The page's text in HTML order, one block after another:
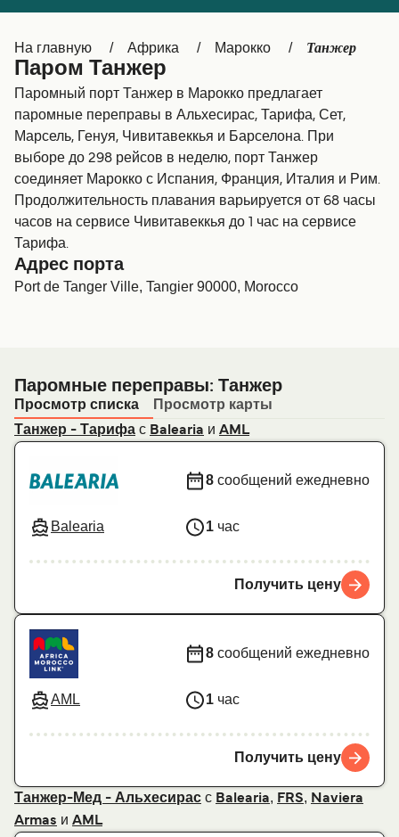
Ελλάδα Belgique (FR)
Polska Deutschland
Schweiz (DE) Norge
Україна Indonesia
المغرب Maroc (FR)
На главную Африка Марокко Танжер
Паром Танжер
Паромный порт Танжер в Марокко предлагает
паромные переправы в Альхесирас, Тарифа, Сет,
Марсель, Генуя, Чивитавеккья и Барселона. При
выборе до 298 рейсов в неделю, порт Танжер
соединяет Марокко с Испания, Франция, Италия и Рим.
Продолжительность плавания варьируется от 68 часы
часов на сервисе Чивитавеккья до 1 час на сервисе
Тарифа.
Адрес порта
Port de Tanger Ville, Tangier 90000, Morocco
Паромные переправы: Танжер
Просмотр списка
Просмотр карты
Танжер - Тарифа с Balearia и AML
Balearia
8 сообщений ежедневно
1 час
Получить цену
AML
8 сообщений ежедневно
1 час
Получить цену
Танжер-Мед - Альхесирас с Balearia, FRS, Naviera
Armas и AML